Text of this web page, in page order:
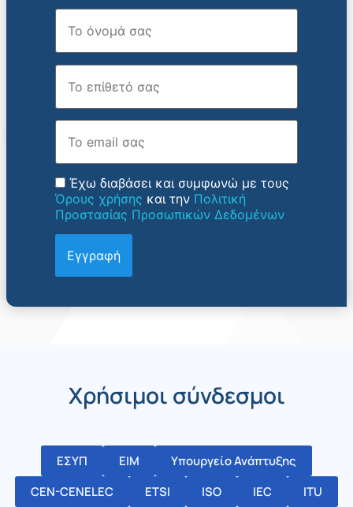
Όνομα
Επώνυμο
Email
Έχω διαβάσει και συμφωνώ με τους
Όρους χρήσης και την Πολιτική
Προστασίας Προσωπικών Δεδομένων
Χρήσιμοι σύνδεσμοι
ΕΣΥΠ ΕΙΜ
Υπουργείο Ανάπτυξης
CEN-CENELEC
ETSI ISO IEC ITU